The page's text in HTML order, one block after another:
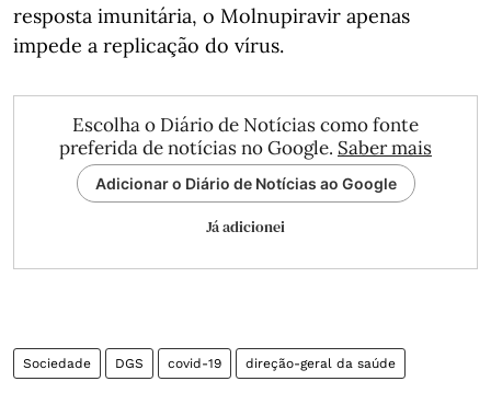
resposta imunitária, o Molnupiravir apenas
impede a replicação do vírus.
Escolha o Diário de Notícias como fonte
preferida de notícias no Google. Saber mais
Adicionar o Diário de Notícias ao Google
Já adicionei
Sociedade DGS covid-19 direção-geral da saúde